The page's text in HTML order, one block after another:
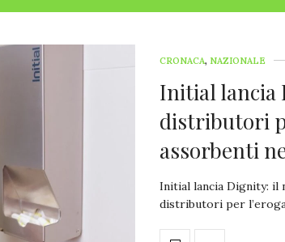
CRONACA, NAZIONALE
Initial lancia
distributori
assorbenti
Initial lancia Dignity: il
distributori per